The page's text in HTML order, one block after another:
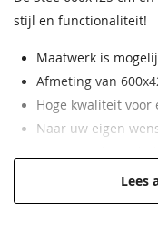
Daktype
Schoren
Dakbeschot
stijl en functionaliteit!
Maatwerk is
Afmeting van
Hoge kwaliteit voor
Naar uw eigen
Lees